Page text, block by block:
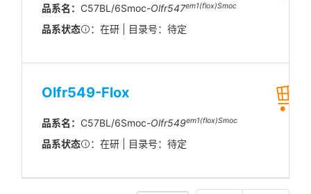
品系名： C57BL/6Smoc-Olfr547em1(flox)Smoc
品系状态 ：在研 | 目录号：待定
Olfr549-Flox
品系名： C57BL/6Smoc-Olfr549em1(flox)Smoc
品系状态 ：在研 | 目录号：待定